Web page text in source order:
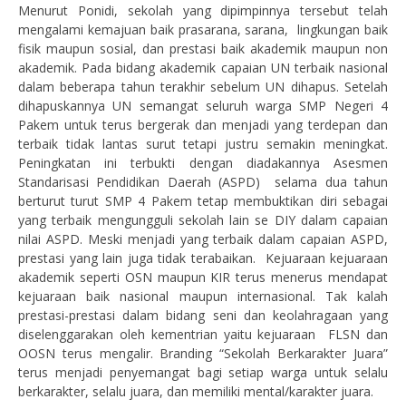
Menurut Ponidi, sekolah yang dipimpinnya tersebut telah
mengalami kemajuan baik prasarana, sarana, lingkungan baik
fisik maupun sosial, dan prestasi baik akademik maupun non
akademik. Pada bidang akademik capaian UN terbaik nasional
dalam beberapa tahun terakhir sebelum UN dihapus. Setelah
dihapuskannya UN semangat seluruh warga SMP Negeri 4
Pakem untuk terus bergerak dan menjadi yang terdepan dan
terbaik tidak lantas surut tetapi justru semakin meningkat.
Peningkatan ini terbukti dengan diadakannya Asesmen
Standarisasi Pendidikan Daerah (ASPD) selama dua tahun
berturut turut SMP 4 Pakem tetap membuktikan diri sebagai
yang terbaik mengungguli sekolah lain se DIY dalam capaian
nilai ASPD. Meski menjadi yang terbaik dalam capaian ASPD,
prestasi yang lain juga tidak terabaikan. Kejuaraan kejuaraan
akademik seperti OSN maupun KIR terus menerus mendapat
kejuaraan baik nasional maupun internasional. Tak kalah
prestasi-prestasi dalam bidang seni dan keolahragaan yang
diselenggarakan oleh kementrian yaitu kejuaraan FLSN dan
OOSN terus mengalir. Branding “Sekolah Berkarakter Juara”
terus menjadi penyemangat bagi setiap warga untuk selalu
berkarakter, selalu juara, dan memiliki mental/karakter juara.